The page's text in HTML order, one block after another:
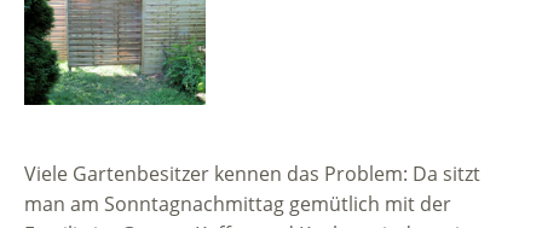
Viele Gartenbesitzer kennen das Problem: Da sitzt
man am Sonntagnachmittag gemütlich mit der